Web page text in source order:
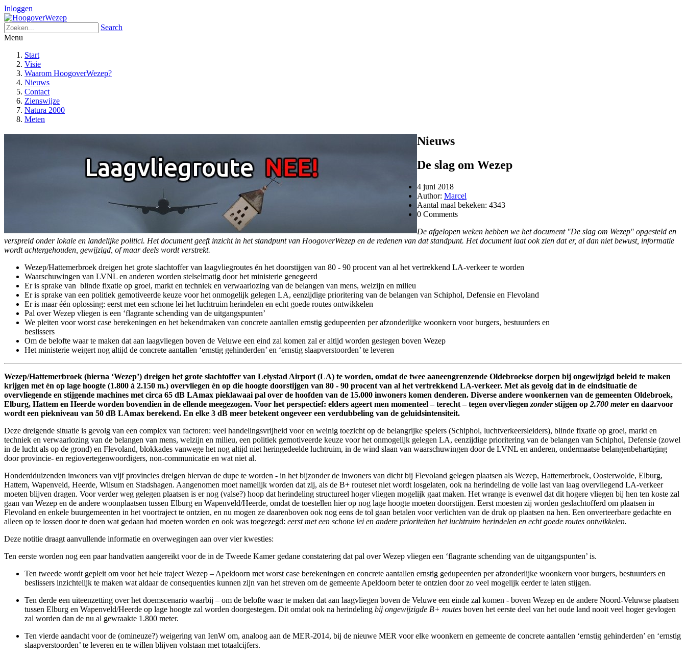
Inloggen
Search
Menu
Start
Visie
Waarom HoogoverWezep?
Nieuws
Contact
Zienswijze
Natura 2000
Meten
Nieuws
De slag om Wezep
4 juni 2018
Author: Marcel
Aantal maal bekeken: 4343
0 Comments
De afgelopen weken hebben we het document "De slag om Wezep" opgesteld en
verspreid onder lokale en landelijke politici. Het document geeft inzicht in het standpunt van HoogoverWezep en de redenen van dat standpunt. Het document laat ook zien dat er, al dan niet bewust, informatie
wordt achtergehouden, gewijzigd, of maar deels wordt verstrekt.
Wezep/Hattemerbroek dreigen het grote slachtoffer van laagvliegroutes én het doorstijgen van 80 - 90 procent van al het vertrekkend LA-verkeer te worden
Waarschuwingen van LVNL en anderen worden stelselmatig door het ministerie genegeerd
Er is sprake van blinde fixatie op groei, markt en techniek en verwaarlozing van de belangen van mens, welzijn en milieu
Er is sprake van een politiek gemotiveerde keuze voor het onmogelijk gelegen LA, eenzijdige prioritering van de belangen van Schiphol, Defensie en Flevoland
Er is maar één oplossing: eerst met een schone lei het luchtruim herindelen en echt goede routes ontwikkelen
Pal over Wezep vliegen is een ‘flagrante schending van de uitgangspunten’
We pleiten voor worst case berekeningen en het bekendmaken van concrete aantallen ernstig gedupeerden per afzonderlijke woonkern voor burgers, bestuurders en
beslissers
Om de belofte waar te maken dat aan laagvliegen boven de Veluwe een eind zal komen zal er altijd worden gestegen boven Wezep
Het ministerie weigert nog altijd de concrete aantallen ‘ernstig gehinderden’ en ‘ernstig slaapverstoorden’ te leveren
Wezep/Hattemerbroek (hierna ‘Wezep’) dreigen het grote slachtoffer van Lelystad Airport (LA) te worden, omdat de twee aaneengrenzende Oldebroekse dorpen bij ongewijzigd beleid te maken
krijgen met én op lage hoogte (1.800 á 2.150 m.) overvliegen én op die hoogte doorstijgen van 80 - 90 procent van al het vertrekkend LA-verkeer. Met als gevolg dat in de eindsituatie de
overvliegende en stijgende machines met circa 65 dB LAmax pieklawaai pal over de hoofden van de 15.000 inwoners komen denderen. Diverse andere woonkernen van de gemeenten Oldebroek,
Elburg, Hattem en Heerde worden bovendien in de ellende meegezogen. Voor het perspectief: elders ageert men momenteel – terecht – tegen overvliegen zonderstijgen op 2.700 meteren daarvoor
wordt een piekniveau van 50 dB LAmax berekend. En elke 3 dB meer betekent ongeveer een verdubbeling van de geluidsintensiteit.
Deze dreigende situatie is gevolg van een complex van factoren: veel handelingsvrijheid voor en weinig toezicht op de belangrijke spelers (Schiphol, luchtverkeersleiders), blinde fixatie op groei, markt en
techniek en verwaarlozing van de belangen van mens, welzijn en milieu, een politiek gemotiveerde keuze voor het onmogelijk gelegen LA, eenzijdige prioritering van de belangen van Schiphol, Defensie (zowel
in de lucht als op de grond) en Flevoland, blokkades vanwege het nog altijd niet heringedeelde luchtruim, in de wind slaan van waarschuwingen door de LVNL en anderen, ondermaatse belangenbehartiging
door provincie- en regiovertegenwoordigers, non-communicatie en wat niet al.
Honderdduizenden inwoners van vijf provincies dreigen hiervan de dupe te worden - in het bijzonder de inwoners van dicht bij Flevoland gelegen plaatsen als Wezep, Hattemerbroek, Oosterwolde, Elburg,
Hattem, Wapenveld, Heerde, Wilsum en Stadshagen. Aangenomen moet namelijk worden dat zij, als de B+ routeset niet wordt losgelaten, ook na herindeling de volle last van laag overvliegend LA-verkeer
moeten blijven dragen. Voor verder weg gelegen plaatsen is er nog (valse?) hoop dat herindeling structureel hoger vliegen mogelijk gaat maken. Het wrange is evenwel dat dit hogere vliegen bij hen ten koste zal
gaan van Wezep en de andere woonplaatsen tussen Elburg en Wapenveld/Heerde, omdat de toestellen hier op nog lage hoogte moeten doorstijgen. Eerst moesten zij worden geslachtofferd om plaatsen in
Flevoland en enkele buurgemeenten in het voortraject te ontzien, en nu mogen ze daarenboven ook nog eens de tol gaan betalen voor verlichten van de druk op plaatsen na hen. Een onverteerbare gedachte en
alleen op te lossen door te doen wat gedaan had moeten worden en ook was toegezegd: eerst met een schone lei en andere prioriteiten het luchtruim herindelen en echt goede routes ontwikkelen.
Deze notitie draagt aanvullende informatie en overwegingen aan over vier kwesties:
Ten eerste worden nog een paar handvatten aangereikt voor de in de Tweede Kamer gedane constatering dat pal over Wezep vliegen een ‘flagrante schending van de uitgangspunten’ is.
Ten tweede wordt gepleit om voor het hele traject Wezep – Apeldoorn met worst case berekeningen en concrete aantallen ernstig gedupeerden per afzonderlijke woonkern voor burgers, bestuurders en
beslissers inzichtelijk te maken wat aldaar de consequenties kunnen zijn van het streven om de gemeente Apeldoorn beter te ontzien door zo veel mogelijk eerder te laten stijgen.
Ten derde een uiteenzetting over het doemscenario waarbij – om de belofte waar te maken dat aan laagvliegen boven de Veluwe een einde zal komen - boven Wezep en de andere Noord-Veluwse plaatsen
tussen Elburg en Wapenveld/Heerde op lage hoogte zal worden doorgestegen. Dit omdat ook na herindeling bij ongewijzigde B+ routes boven het eerste deel van het oude land nooit veel hoger gevlogen
zal worden dan de nu al gewraakte 1.800 meter.
Ten vierde aandacht voor de (omineuze?) weigering van IenW om, analoog aan de MER-2014, bij de nieuwe MER voor elke woonkern en gemeente de concrete aantallen ‘ernstig gehinderden’ en ‘ernstig
slaapverstoorden’ te leveren en te willen blijven volstaan met totaalcijfers.